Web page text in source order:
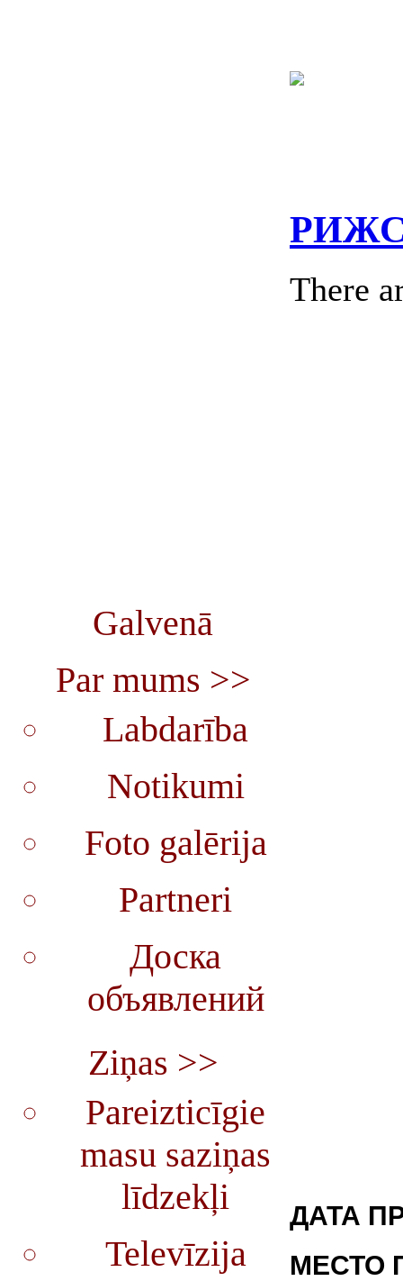
Galvenā
Par mums >>
Labdarība
Notikumi
Foto galērija
Partneri
Доска
объявлений
Ziņas >>
Pareizticīgie
masu saziņas
līdzekļi
Televīzija
There
ДАТА
МЕСТО